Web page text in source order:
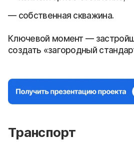
собственная скважина.
Ключевой момент —
создать «загородный
Транспорт